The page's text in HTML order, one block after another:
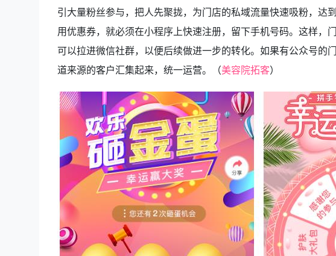
引大量粉丝参与，把人先聚拢，为门店的私域流量快速吸粉，达
用优惠券，就必须在小程序上快速注册，留下手机号码。这样，
可以拉进微信社群，以便后续做进一步的转化。如果有公众号的
道来源的客户汇集起来，统一运营。（美容院拓客）